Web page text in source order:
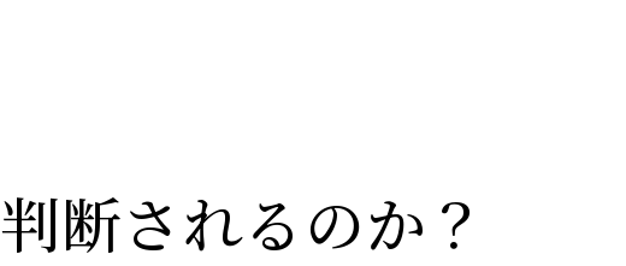
断されるのか？